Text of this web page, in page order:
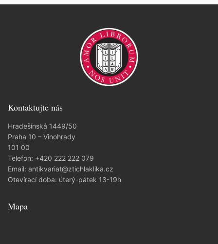
Kontaktujte nás
Hradešínská 1449/50
Praha 10 – Vinohrady
101 00
Telefon: +420 222 222 079
Email: antikvariat@ztichlaklika.cz
Otevírací doba: úterý-pátek 13-19h
Mapa